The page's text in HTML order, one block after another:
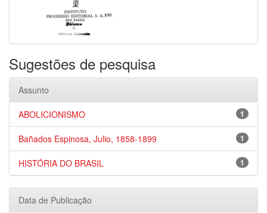
Sugestões de pesquisa
Assunto
1
ABOLICIONISMO
1
Bañados Espinosa, Julio, 1858-1899
1
HISTÓRIA DO BRASIL
Data de Publicação